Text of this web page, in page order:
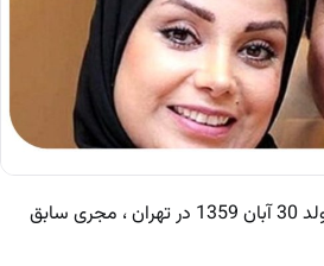
به گزارش پلاس ، صبا راد متولد 30 آبان 1359 در تهران ، مجری سابق